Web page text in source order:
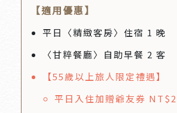
【適用優惠】
平日〈精緻客房〉住宿 1 晚
〈甘粹餐廳〉自助早餐 2 客
【55歲以上旅人限定禮遇】
平日入住加贈爺友券